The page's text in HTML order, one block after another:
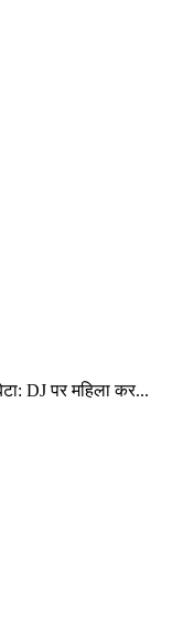
DJ पर महिला कर...